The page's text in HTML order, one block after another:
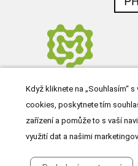
Když kliknete na „Souhlasím“
cookies, poskytnete tím
zařízení a pomůže to s vaší
využití dat a našimi